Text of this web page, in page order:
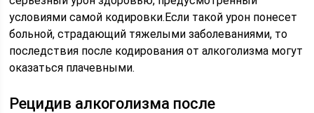
условиями самой кодировки.Если такой урон понесет
больной, страдающий тяжелыми заболеваниями, то
последствия после кодирования от алкоголизма могут
оказаться плачевными.
Рецидив алкоголизма после